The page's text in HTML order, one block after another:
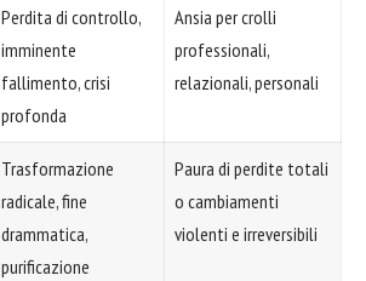
Perdita di controllo,
imminente
fallimento, crisi
profonda
Ansia per crolli
professionali,
relazionali, personali
Trasformazione
radicale, fine
drammatica,
purificazione
Paura di perdite totali
o cambiamenti
violenti e irreversibili